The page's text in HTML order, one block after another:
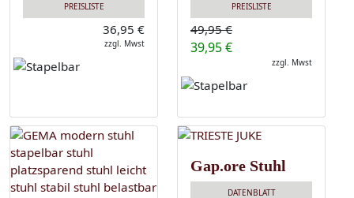
PREISLISTE
36,95 €
zzgl. Mwst
PREISLISTE
49,95 €
39,95 €
zzgl. Mwst
Gap.ore Stuhl
DATENBLATT